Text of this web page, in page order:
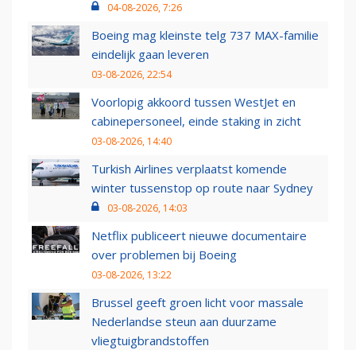
04-08-2026, 7:26
Boeing mag kleinste telg 737 MAX-familie
eindelijk gaan leveren
03-08-2026, 22:54
Voorlopig akkoord tussen WestJet en
cabinepersoneel, einde staking in zicht
03-08-2026, 14:40
Turkish Airlines verplaatst komende
winter tussenstop op route naar Sydney
03-08-2026, 14:03
Netflix publiceert nieuwe documentaire
over problemen bij Boeing
03-08-2026, 13:22
Brussel geeft groen licht voor massale
Nederlandse steun aan duurzame
vliegtuigbrandstoffen